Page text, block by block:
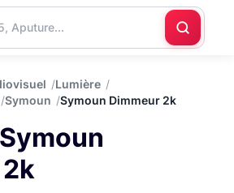
Lumière
Symoun Symoun Dimmeur 2k